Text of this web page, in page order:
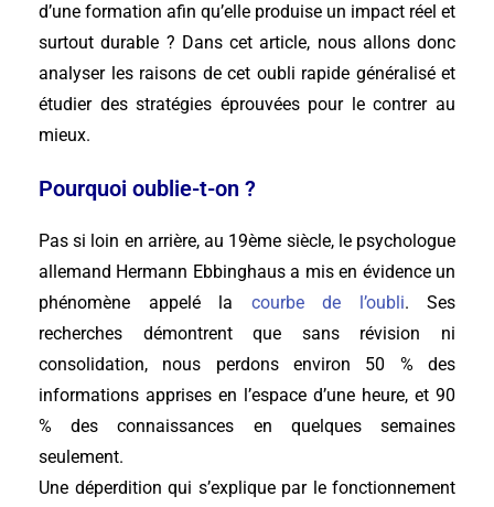
d’une formation afin qu’elle produise un impact réel et
surtout durable ? Dans cet article, nous allons donc
analyser les raisons de cet oubli rapide généralisé et
étudier des stratégies éprouvées pour le contrer au
mieux.
Pourquoi oublie-t-on ?
Pas si loin en arrière, au 19ème siècle, le psychologue
allemand Hermann Ebbinghaus a mis en évidence un
phénomène appelé la courbe de l’oubli. Ses
recherches démontrent que sans révision ni
consolidation, nous perdons environ 50 % des
informations apprises en l’espace d’une heure, et 90
% des connaissances en quelques semaines
seulement.
Une déperdition qui s’explique par le fonctionnement